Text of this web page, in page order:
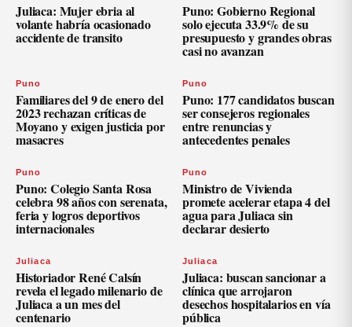
Juliaca: Mujer ebria al
volante habría ocasionado
accidente de transito
Puno: Gobierno Regional
solo ejecuta 33.9% de su
presupuesto y grandes obras
casi no avanzan
Puno
Familiares del 9 de enero del
2023 rechazan críticas de
Moyano y exigen justicia por
masacres
Puno
Puno: 177 candidatos buscan
ser consejeros regionales
entre renuncias y
antecedentes penales
Puno
Puno: Colegio Santa Rosa
celebra 98 años con serenata,
feria y logros deportivos
internacionales
Puno
Ministro de Vivienda
promete acelerar etapa 4 del
agua para Juliaca sin
declarar desierto
Juliaca
Historiador René Calsín
revela el legado milenario de
Juliaca a un mes del
centenario
Juliaca
Juliaca: buscan sancionar a
clínica que arrojaron
desechos hospitalarios en vía
pública